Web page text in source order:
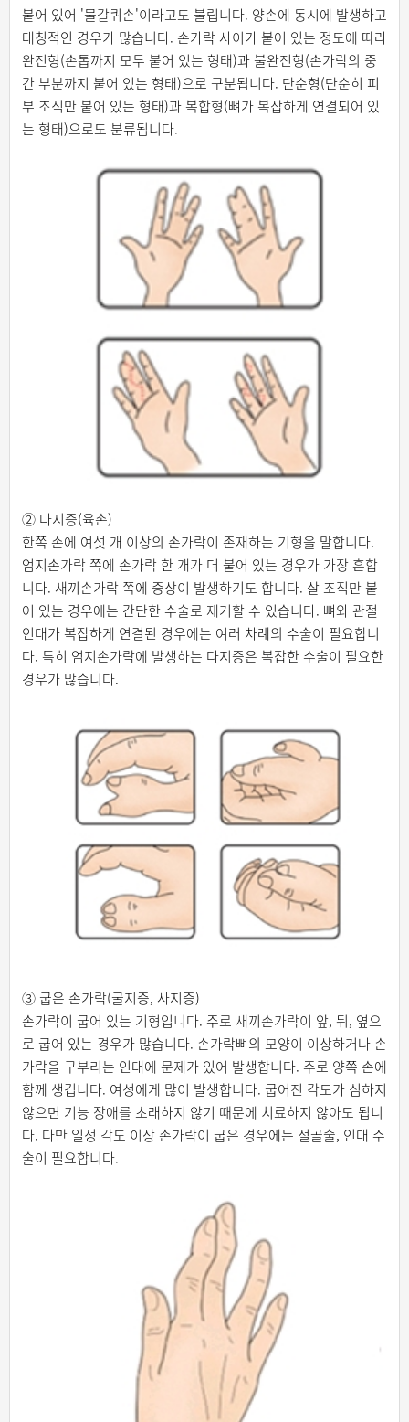
붙어 있어 '물갈퀴손'이라고도 불립니다. 양손에 동시에 발생하고
대칭적인 경우가 많습니다. 손가락 사이가 붙어 있는 정도에 따라
완전형(손톱까지 모두 붙어 있는 형태)과 불완전형(손가락의 중
간 부분까지 붙어 있는 형태)으로 구분됩니다. 단순형(단순히 피
부 조직만 붙어 있는 형태)과 복합형(뼈가 복잡하게 연결되어 있
는 형태)으로도 분류됩니다.
② 다지증(육손)
한쪽 손에 여섯 개 이상의 손가락이 존재하는 기형을 말합니다.
엄지손가락 쪽에 손가락 한 개가 더 붙어 있는 경우가 가장 흔합
니다. 새끼손가락 쪽에 증상이 발생하기도 합니다. 살 조직만 붙
어 있는 경우에는 간단한 수술로 제거할 수 있습니다. 뼈와 관절
인대가 복잡하게 연결된 경우에는 여러 차례의 수술이 필요합니
다. 특히 엄지손가락에 발생하는 다지증은 복잡한 수술이 필요한
경우가 많습니다.
③ 굽은 손가락(굴지증, 사지증)
손가락이 굽어 있는 기형입니다. 주로 새끼손가락이 앞, 뒤, 옆으
로 굽어 있는 경우가 많습니다. 손가락뼈의 모양이 이상하거나 손
가락을 구부리는 인대에 문제가 있어 발생합니다. 주로 양쪽 손에
함께 생깁니다. 여성에게 많이 발생합니다. 굽어진 각도가 심하지
않으면 기능 장애를 초래하지 않기 때문에 치료하지 않아도 됩니
다. 다만 일정 각도 이상 손가락이 굽은 경우에는 절골술, 인대 수
술이 필요합니다.